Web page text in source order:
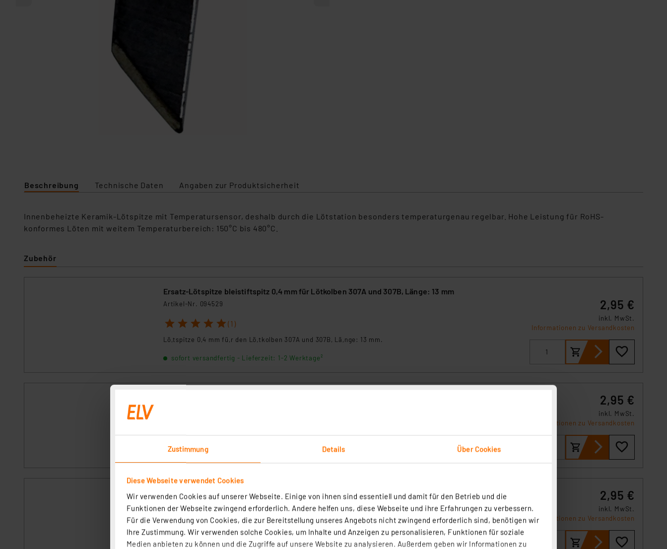
Zustimmung Details Über Cookies
Diese Webseite verwendet Cookies
Wir verwenden Cookies auf unserer Webseite. Einige von ihnen sind essentiell und damit für den Betrieb und die
Funktionen der Webseite zwingend erforderlich. Andere helfen uns, diese Webseite und ihre Erfahrungen zu verbessern.
Für die Verwendung von Cookies, die zur Bereitstellung unseres Angebots nicht zwingend erforderlich sind, benötigen wir
Ihre Zustimmung. Wir verwenden solche Cookies, um Inhalte und Anzeigen zu personalisieren, Funktionen für soziale
Medien anbieten zu können und die Zugriffe auf unsere Website zu analysieren. Außerdem geben wir Informationen zu
Beschreibung Technische Daten Angaben zur Produktsicherheit
Innenbeheizte Keramik-Lötspitze mit Temperatursensor, deshalb durch die Lötstation besonders temperaturgenau regelbar. Hohe Leistung für RoHS-
konformes Löten mit weitem Temperaturbereich: 150°C bis 480°C.
Zubehör
Ersatz-Lötspitze bleistiftspitz 0,4 mm für Lötkolben 307A und 307B, Länge: 13 mm
Artikel-Nr. 094529
1 2 3 4 5 (1)
Lö,tspitze 0,4 mm fü,r den Lö,tkolben 307A und 307B, Lä,nge: 13 mm.
sofort versandfertig - Lieferzeit: 1-2 Werktage²
2,95 €
inkl. MwSt.
Informationen zu Versandkosten
2,95 €
inkl. MwSt.
Informationen zu Versandkosten
Ersatz-Lötspitze bleistiftspitz 0,4 mm für Lötkolben 307A und 307B, Länge: 18,5 mm
Artikel-Nr. 094530
Lö,tspitze 0,4 mm fü,r den Lö,tkolben 307A und 307B, Lä,nge: 18,5 mm.
sofort versandfertig - Lieferzeit: 1-2 Werktage²
2,95 €
inkl. MwSt.
Informationen zu Versandkosten